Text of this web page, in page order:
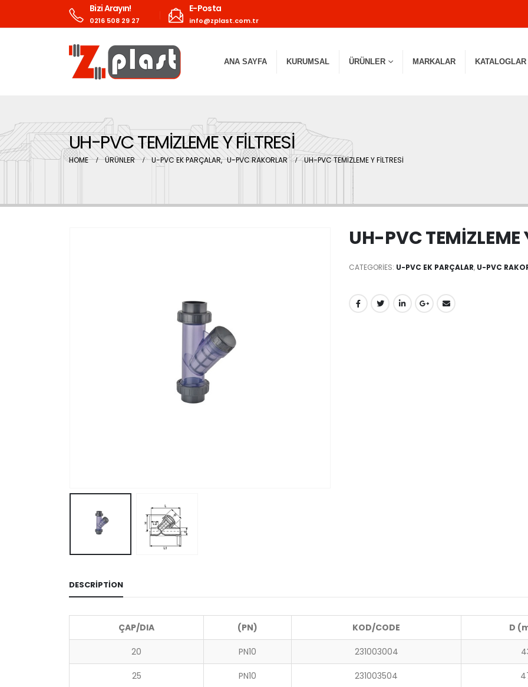
Bizi Arayın!
0216 508 29 27
E-Posta
info@zplast.com.tr
ANA SAYFA KURUMSAL ÜRÜNLER MARKALAR KATALOGLAR
UH-PVC TEMİZLEME Y FİLTRESİ
HOME ÜRÜNLER U-PVC EK PARÇALAR, U-PVC RAKORLAR UH-PVC TEMİZLEME Y FİLTRESİ
UH-PVC TEMİZLEME
CATEGORIES: U-PVC EK PARÇALAR, U-PVC
DESCRIPTION
ÇAP/DIA (PN) KOD/CODE D
20 PN10 231003004
25 PN10 231003504